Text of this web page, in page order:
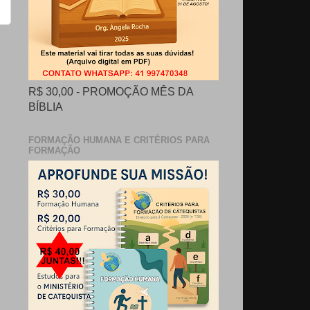
R$ 30,00 - PROMOÇÃO MÊS DA
BÍBLIA
FORMAÇÃO HUMANA E CRITÉRIOS PARA
FORMAÇÃO